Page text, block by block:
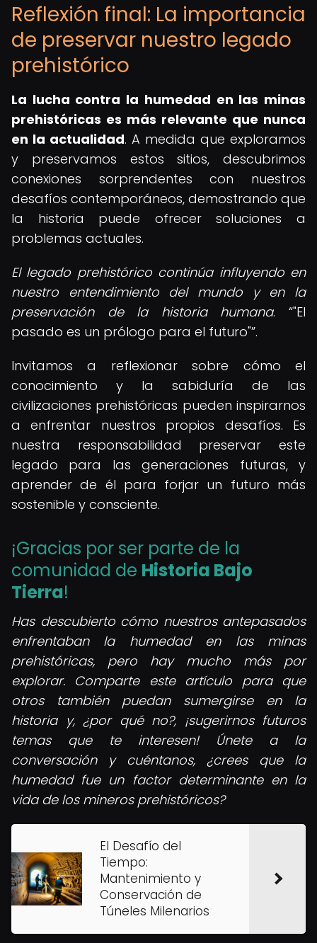
Reflexión final: La importancia
de preservar nuestro legado
prehistórico
La lucha contra la humedad en las minas
prehistóricas es más relevante que nunca
en la actualidad. A medida que exploramos
y preservamos estos sitios, descubrimos
conexiones sorprendentes con nuestros
desafíos contemporáneos, demostrando que
la historia puede ofrecer soluciones a
problemas actuales.
El legado prehistórico continúa influyendo en
nuestro entendimiento del mundo y en la
preservación de la historia humana. "El
pasado es un prólogo para el futuro" .
Invitamos a reflexionar sobre cómo el
conocimiento y la sabiduría de las
civilizaciones prehistóricas pueden inspirarnos
a enfrentar nuestros propios desafíos. Es
nuestra responsabilidad preservar este
legado para las generaciones futuras, y
aprender de él para forjar un futuro más
sostenible y consciente.
¡Gracias por ser parte de la
comunidad de Historia Bajo
Tierra!
Has descubierto cómo nuestros antepasados
enfrentaban la humedad en las minas
prehistóricas, pero hay mucho más por
explorar. Comparte este artículo para que
otros también puedan sumergirse en la
historia y, ¿por qué no?, ¡sugerirnos futuros
temas que te interesen!Únete a la
conversación y cuéntanos, ¿crees que la
humedad fue un factor determinante en la
vida de los mineros prehistóricos?
El Desafío del
Tiempo:
Mantenimiento y
Conservación de
Túneles Milenarios